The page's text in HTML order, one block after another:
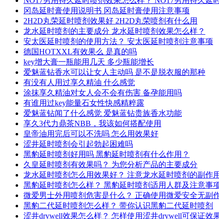
冈岛延时膏使用说明书 冈岛延时膏使用注意事项
2H2D丸荣延时喷剂效果好 2H2D丸荣喷剂有什么用
龙水延时喷剂的主要成分 龙水延时喷剂效果怎么样？
安太医延时喷剂的使用方法？ 安太医延时喷剂注意事项
德国HOTXXL有效果么 是真的吗
key增大膏一瓶能用几天 多少瓶能增长
爱魅蓝钻香水可以让女人主动吗 是不是脱衣服的那种
有没有人用过享久精油 什么感觉
涂抹享久精油对女人会不会有伤害 备孕能用吗
有谁用过key能量石女性快感精粹露
爱魅蓝钻闻了什么感觉 爱魅蓝钻贵族香水功能
享久3代力鼎茶NBB，我该如何搭配使用
皇帝油用完后可以不洗吗 怎么用效果好
涩井延时喷剂会引起勃起困难吗
黑豹延时喷剂好用吗 黑豹延时喷剂有什么作用？
久皇延时喷剂有效果吗？ 为您分析产品的主要成分
龙水延时喷剂怎么用效果好？ 注意龙水延时喷剂的副作用
黑豹延时喷剂怎么样？ 黑豹延时喷剂适用人群及注意事
微爱男士外用喷剂危害是什么？ 正确使用微爱安全无副
黑豹二代延时喷剂怎么样？ 带你认识黑豹二代延时喷剂
涩井drywell效果怎么样？ 怎样使用涩井drywell可保证效